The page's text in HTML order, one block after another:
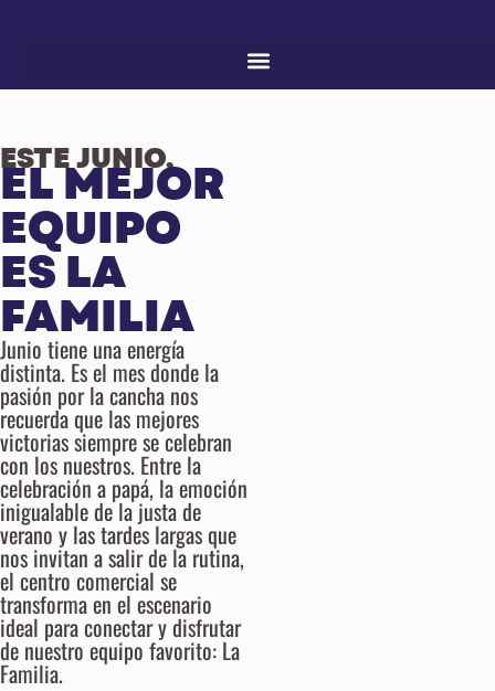
ESTE JUNIO,
EL MEJOR
EQUIPO
ES LA
FAMILIA
Junio tiene una energía
distinta. Es el mes donde la
pasión por la cancha nos
recuerda que las mejores
victorias siempre se celebran
con los nuestros. Entre la
celebración a papá, la emoción
inigualable de la justa de
verano y las tardes largas que
nos invitan a salir de la rutina,
el centro comercial se
transforma en el escenario
ideal para conectar y disfrutar
de nuestro equipo favorito: La
Familia.